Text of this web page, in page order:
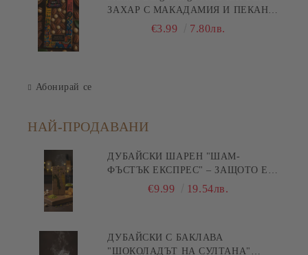
ЗАХАР С МАКАДАМИЯ И ПЕКАН
€3.99 7.80лв.
Абонирай се
НАЙ-ПРОДАВАНИ
ДУБАЙСКИ ШАРЕН "ШАМ-
ФЪСТЪК ЕКСПРЕС" – ЗАЩОТО Е
БЪРЗА ПИСТА КЪМ
€9.99 19.54лв.
ДУБАЙСКИ С БАКЛАВА
"ШОКОЛАДЪТ НА СУЛТАНА"